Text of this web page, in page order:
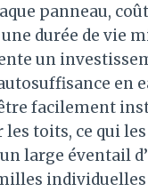
panneau,
durée de vie
un
en
facilement
toits, ce qui
large éventail
individuelles